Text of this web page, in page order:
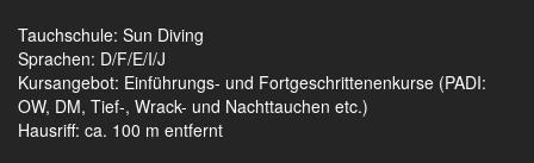
Tauchschule: Sun Diving
Sprachen: D/F/E/I/J
Kursangebot: Einführungs- und Fortgeschrittenenkurse (PADI:
OW, DM, Tief-, Wrack- und Nachttauchen etc.)
Hausriff: ca. 100 m entfernt